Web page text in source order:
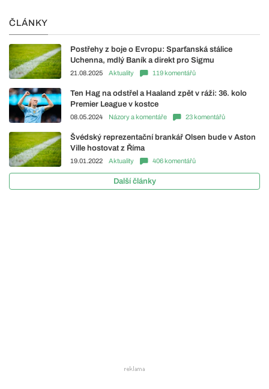
ČLÁNKY
Postřehy z boje o Evropu: Sparťanská stálice
Uchenna, mdlý Baník a direkt pro Sigmu
21.08.2025 Aktuality 119 komentářů
Ten Hag na odstřel a Haaland zpět v ráži: 36. kolo
Premier League v kostce
08.05.2024 Názory a komentáře 23 komentářů
Švédský reprezentační brankář Olsen bude v Aston
Ville hostovat z Říma
19.01.2022 Aktuality 406 komentářů
Další články